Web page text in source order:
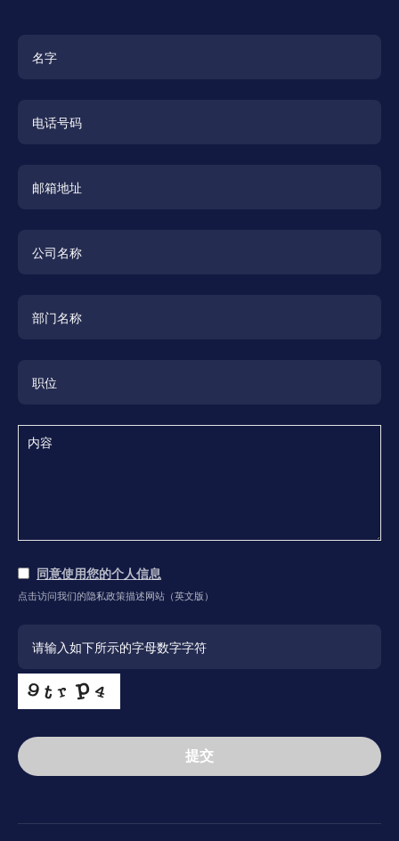
同意使用您的个人信息
点击访问我们的隐私政策描述网站（英文版）
提交